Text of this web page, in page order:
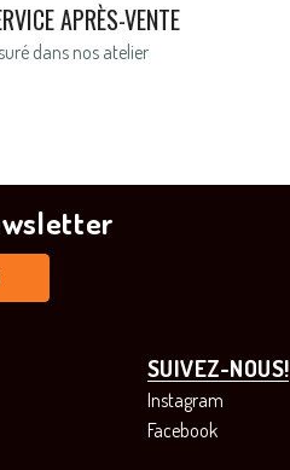
APRÈS-VENTE
dans nos atelier
SUIVEZ-NOUS!
Instagram
Facebook